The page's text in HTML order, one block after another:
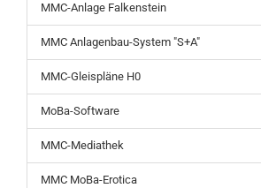
MMC-Anlage Falkenstein
MMC Anlagenbau-System "S+A"
MMC-Gleispläne H0
MoBa-Software
MMC-Mediathek
MMC MoBa-Erotica